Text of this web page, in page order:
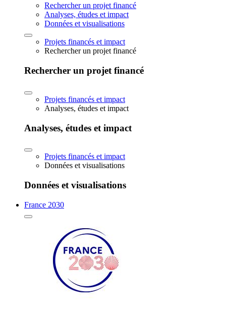
Rechercher un projet financé
Analyses, études et impact
Données et visualisations
Projets financés et impact
Rechercher un projet financé
Rechercher un projet financé
Projets financés et impact
Analyses, études et impact
Analyses, études et impact
Projets financés et impact
Données et visualisations
Données et visualisations
France 2030